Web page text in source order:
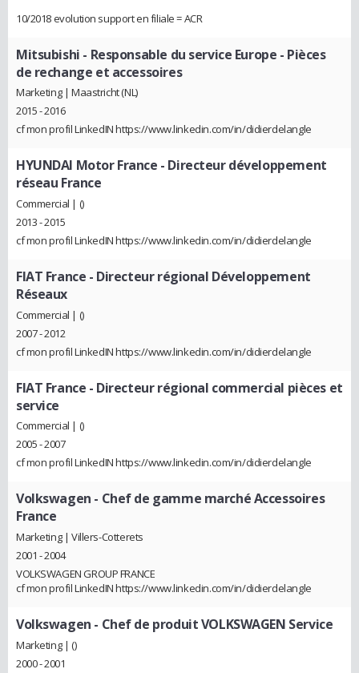
10/2018 evolution support en filiale = ACR
Mitsubishi - Responsable du service Europe - Pièces
de rechange et accessoires
Marketing | Maastricht (NL)
2015 - 2016
cf mon profil LinkedIN https://www.linkedin.com/in/didierdelangle
HYUNDAI Motor France - Directeur développement
réseau France
Commercial | ()
2013 - 2015
cf mon profil LinkedIN https://www.linkedin.com/in/didierdelangle
FIAT France - Directeur régional Développement
Réseaux
Commercial | ()
2007 - 2012
cf mon profil LinkedIN https://www.linkedin.com/in/didierdelangle
FIAT France - Directeur régional commercial pièces et
service
Commercial | ()
2005 - 2007
cf mon profil LinkedIN https://www.linkedin.com/in/didierdelangle
Volkswagen - Chef de gamme marché Accessoires
France
Marketing | Villers-Cotterets
2001 - 2004
VOLKSWAGEN GROUP FRANCE
cf mon profil LinkedIN https://www.linkedin.com/in/didierdelangle
Volkswagen - Chef de produit VOLKSWAGEN Service
Marketing | ()
2000 - 2001